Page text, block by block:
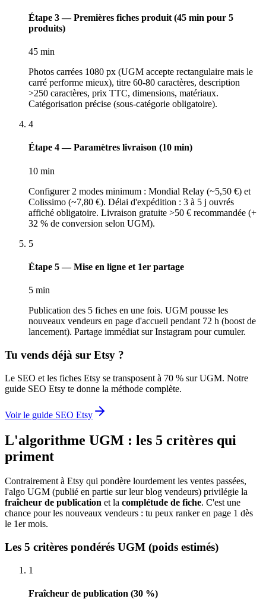
Étape 3 — Premières fiches produit (45 min pour 5
produits)
45 min
Photos carrées 1080 px (UGM accepte rectangulaire mais le
carré performe mieux), titre 60-80 caractères, description
>250 caractères, prix TTC, dimensions, matériaux.
Catégorisation précise (sous-catégorie obligatoire).
4
Étape 4 — Paramètres livraison (10 min)
10 min
Configurer 2 modes minimum : Mondial Relay (~5,50 €) et
Colissimo (~7,80 €). Délai d'expédition : 3 à 5 j ouvrés
affiché obligatoire. Livraison gratuite >50 € recommandée (+
32 % de conversion selon UGM).
5
Étape 5 — Mise en ligne et 1er partage
5 min
Publication des 5 fiches en une fois. UGM pousse les
nouveaux vendeurs en page d'accueil pendant 72 h (boost de
lancement). Partage immédiat sur Instagram pour cumuler.
Tu vends déjà sur Etsy ?
Le SEO et les fiches Etsy se transposent à 70 % sur UGM. Notre
guide SEO Etsy te donne la méthode complète.
Voir le guide SEO Etsy
L'algorithme UGM : les 5 critères qui
priment
Contrairement à Etsy qui pondère lourdement les ventes passées,
l'algo UGM (publié en partie sur leur blog vendeurs) privilégie la
fraîcheur de publication et la complétude de fiche. C'est une
chance pour les nouveaux vendeurs : tu peux ranker en page 1 dès
le 1er mois.
Les 5 critères pondérés UGM (poids estimés)
1
Fraîcheur de publication (30 %)